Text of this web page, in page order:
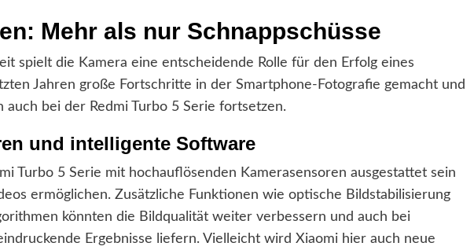
Mehr als nur Schnappschüsse
spielt die Kamera eine entscheidende Rolle für den Erfolg eines
Jahren große Fortschritte in der Smartphone-Fotografie gemacht und
bei der Redmi Turbo 5 Serie fortsetzen.
und intelligente Software
Turbo 5 Serie mit hochauflösenden Kamerasensoren ausgestattet sein
ermöglichen. Zusätzliche Funktionen wie optische Bildstabilisierung
könnten die Bildqualität weiter verbessern und auch bei
Ergebnisse liefern. Vielleicht wird Xiaomi hier auch neue